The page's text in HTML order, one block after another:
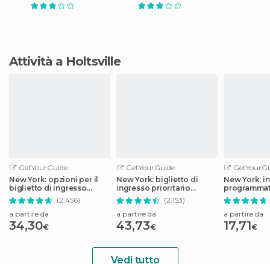
Attività a Holtsville
GetYourGuide
New York: opzioni per il
biglietto di ingresso
prioritario al One World
Observatory
(2.456)
a partire da
34,30€
GetYourGuide
New York: biglietto di
ingresso prioritario
all'Empire State Building
(2.153)
a partire da
43,73€
New York:
Memorial &
a partire da
17,71€
Vedi tutto